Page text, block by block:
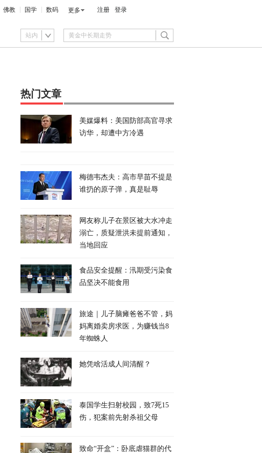
佛教 国学 数码 更多 注册 登录
站内
热门文章
美媒爆料：美国防部高官寻求
访华，却遭中方冷遇
梅德韦杰夫：高市早苗不提是
谁扔的原子弹，真是耻辱
网友称儿子在景区被大水冲走
溺亡，质疑泄洪未提前通知，
当地回应
食品安全提醒：汛期受污染食
品坚决不能食用
旅途｜儿子脑瘫爸爸不管，妈
妈离婚卖房求医，为赚钱当8
年蜘蛛人
她凭啥活成人间清醒？
泰国学生扫射校园，致7死15
伤，犯案前先射杀祖父母
致命“开盒”：卧底虐猫群的代